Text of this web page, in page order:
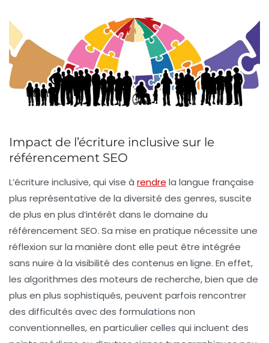
Impact de l’écriture inclusive sur le
référencement SEO
L’écriture inclusive, qui vise à rendre la langue française
plus représentative de la diversité des genres, suscite
de plus en plus d’intérêt dans le domaine du
référencement SEO. Sa mise en pratique nécessite une
réflexion sur la manière dont elle peut être intégrée
sans nuire à la visibilité des contenus en ligne. En effet,
les algorithmes des moteurs de recherche, bien que de
plus en plus sophistiqués, peuvent parfois rencontrer
des difficultés avec des formulations non
conventionnelles, en particulier celles qui incluent des